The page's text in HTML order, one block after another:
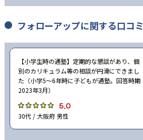
フォローアップに関する口コミ
【小学生時の通塾】定期的な懇談があり、個
別のカリキュラム等の相談が円滑にできまし
た（小学5〜6年時に子どもが通塾。回答時期
2023年3月）
5.0
30代 / 大阪府 男性